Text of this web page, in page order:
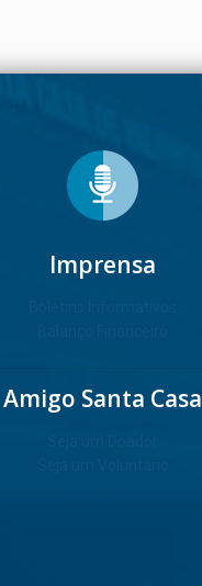
Imprensa
Amigo Santa Casa